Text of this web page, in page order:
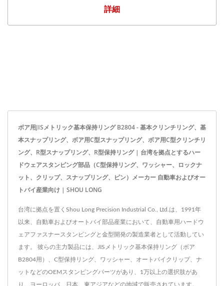
詳細
ボア用JISメトリック基本保持リング B2804 - 基本クリンチリング、基
本スナップリング、ボア用C型スナップリング、ボア用C型クリンチリ
ング、R型スナップリング、R型保持リング | 台湾を拠点とするハー
ドウェアスタンピング部品（C型保持リング、ワッシャー、ロックナ
ット、クリップ、スナップリング、ピン）メーカー 自動車およびオー
トバイ産業向け | SHOU LONG
台湾に拠点を置くShou Long Precision Industrial Co., Ltd.は、1991年
以来、自動車およびオートバイ部品産業において、自動車用ハードウ
ェアファスナースタンピングと金型開発の製造業者として活動してい
ます。 彼らの主力製品には、JISメトリック基本保持リング（ボア
B2804用）、C型保持リング、ワッシャー、オートバイクリップ、ナ
ットなどのOEMスタンピングパーツがあり、1万以上の選択肢があ
り、ヨーロッパ、日本、東アジアなどの地域で販売されています。